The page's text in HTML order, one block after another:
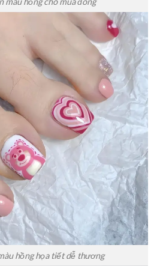
hồng họa tiết dễ thương